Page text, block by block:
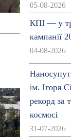
05-08-2026
КПІ — у
кампанії
04-08-2026
ім. Ігоря
рекорд за
космосі
31-07-2026